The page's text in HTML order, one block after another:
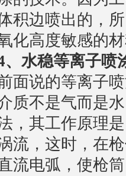
积边喷出的，
化高度敏感的
、水稳等离子喷
面说的等离子
质不是气而是
，其工作原理
流，这时，在
流电弧，使枪